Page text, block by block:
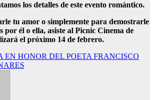
los detalles de este evento romántico.
tu amor o simplemente para demostrarle
por él o ella, asiste al Picnic Cinema de
el próximo 14 de febrero.
HONOR DEL POETA FRANCISCO